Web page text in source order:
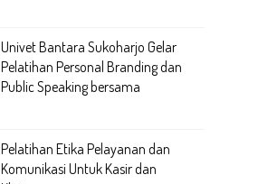
Univet Bantara Sukoharjo Gelar
Pelatihan Personal Branding dan
Public Speaking bersama
Pelatihan Etika Pelayanan dan
Komunikasi Untuk Kasir dan